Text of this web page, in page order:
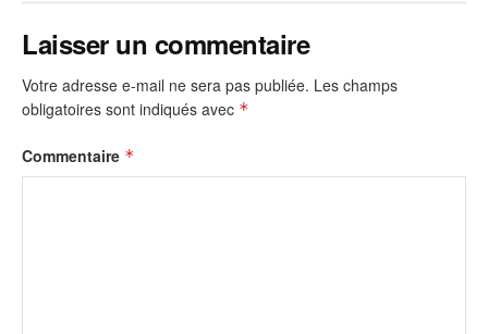
Laisser un commentaire
Votre adresse e-mail ne sera pas publiée. Les champs
obligatoires sont indiqués avec *
Commentaire *